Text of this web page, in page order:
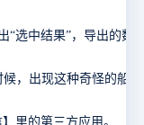
“选中结果”，导出的数
里的第三方应用。